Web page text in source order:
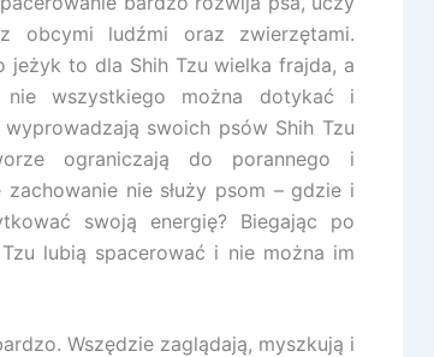
obcymi ludźmi oraz zwierzętami.
jeżyk to dla Shih Tzu wielka frajda, a
wszystkiego można dotykać i
swoich psów Shih Tzu
ograniczają do porannego i
nie służy psom – gdzie i
swoją energię? Biegając po
lubią spacerować i nie można im
Wszędzie zaglądają, myszkują i